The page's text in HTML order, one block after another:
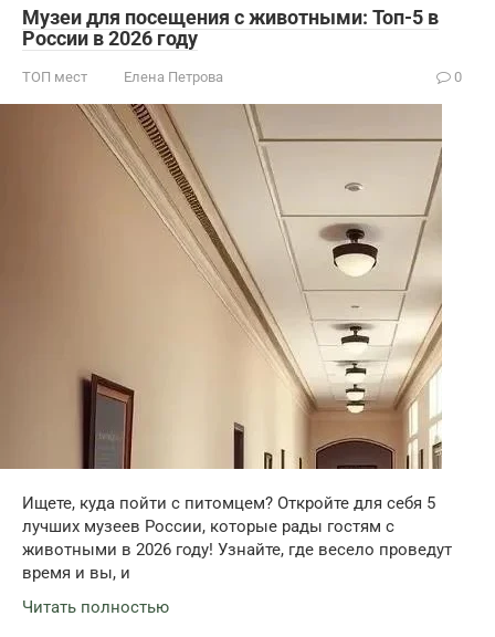
Музеи для посещения с животными: Топ-5 в
России в 2026 году
ТОП мест Елена Петрова 0
Ищете, куда пойти с питомцем? Откройте для себя 5
лучших музеев России, которые рады гостям с
животными в 2026 году! Узнайте, где весело проведут
время и вы, и
Читать полностью